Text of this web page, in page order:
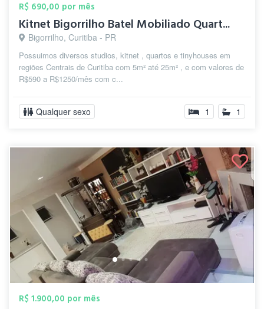
R$ 690,00 por mês
Kitnet Bigorrilho Batel Mobiliado Quart...
Bigorrilho, Curitiba - PR
Possuimos diversos studios, kitnet , quartos e tinyhouses em
regiões Centrais de Curitiba com 5m² até 25m² , e com valores de
R$590 a R$1250/mês com c...
Qualquer sexo 1 1
R$ 1.900,00 por mês